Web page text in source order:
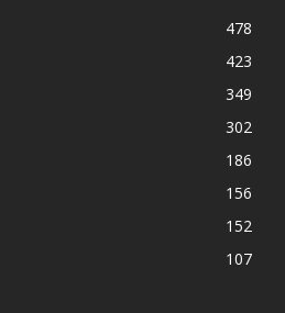
478
423
349
302
186
156
152
107